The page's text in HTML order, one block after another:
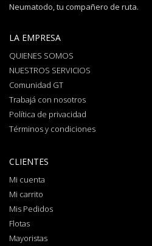
Neumatodo, tu compañero de ruta.
LA EMPRESA
QUIENES SOMOS
NUESTROS SERVICIOS
Comunidad GT
Trabajá con nosotros
Política de privacidad
Términos y condiciones
CLIENTES
Mi cuenta
Mi carrito
Mis Pedidos
Flotas
Mayoristas